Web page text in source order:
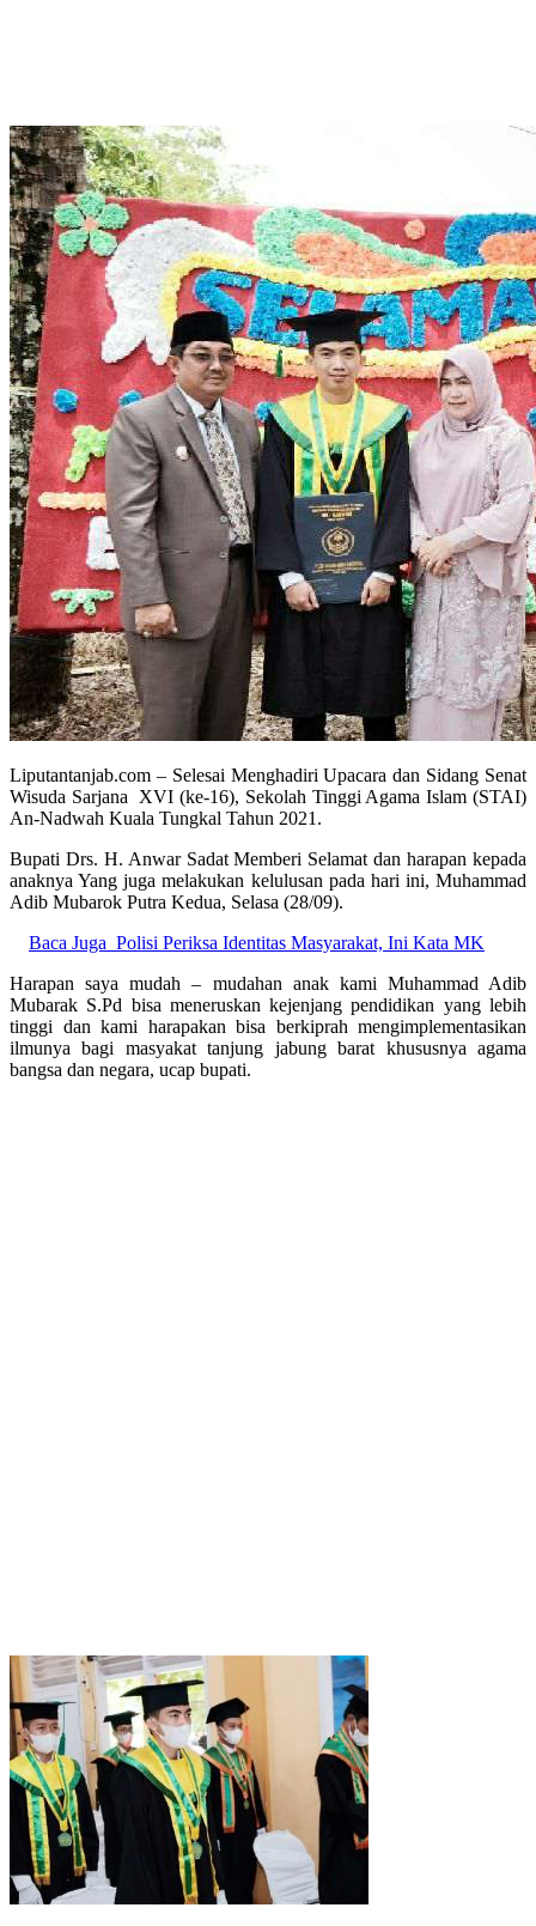
Liputantanjab.com – Selesai Menghadiri Upacara dan Sidang Senat
Wisuda Sarjana XVI (ke-16), Sekolah Tinggi Agama Islam (STAI)
An-Nadwah Kuala Tungkal Tahun 2021.
Bupati Drs. H. Anwar Sadat Memberi Selamat dan harapan kepada
anaknya Yang juga melakukan kelulusan pada hari ini, Muhammad
Adib Mubarok Putra Kedua, Selasa (28/09).
Baca Juga Polisi Periksa Identitas Masyarakat, Ini Kata MK
Harapan saya mudah – mudahan anak kami Muhammad Adib
Mubarak S.Pd bisa meneruskan kejenjang pendidikan yang lebih
tinggi dan kami harapakan bisa berkiprah mengimplementasikan
ilmunya bagi masyakat tanjung jabung barat khususnya agama
bangsa dan negara, ucap bupati.